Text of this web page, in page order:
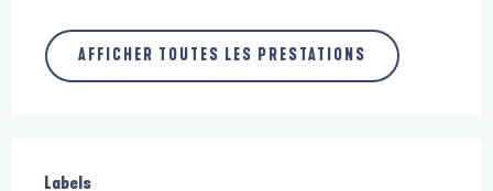
AFFICHER TOUTES LES PRESTATIONS
Labels
Labels